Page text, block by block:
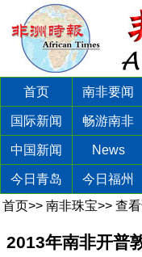
首页 南非要闻
国际新闻 畅游南非
中国新闻 News
今日青岛 今日福州
首页>> 南非珠宝>> 查
2013年南非开普